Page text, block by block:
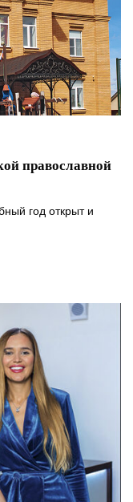
православной
год открыт и